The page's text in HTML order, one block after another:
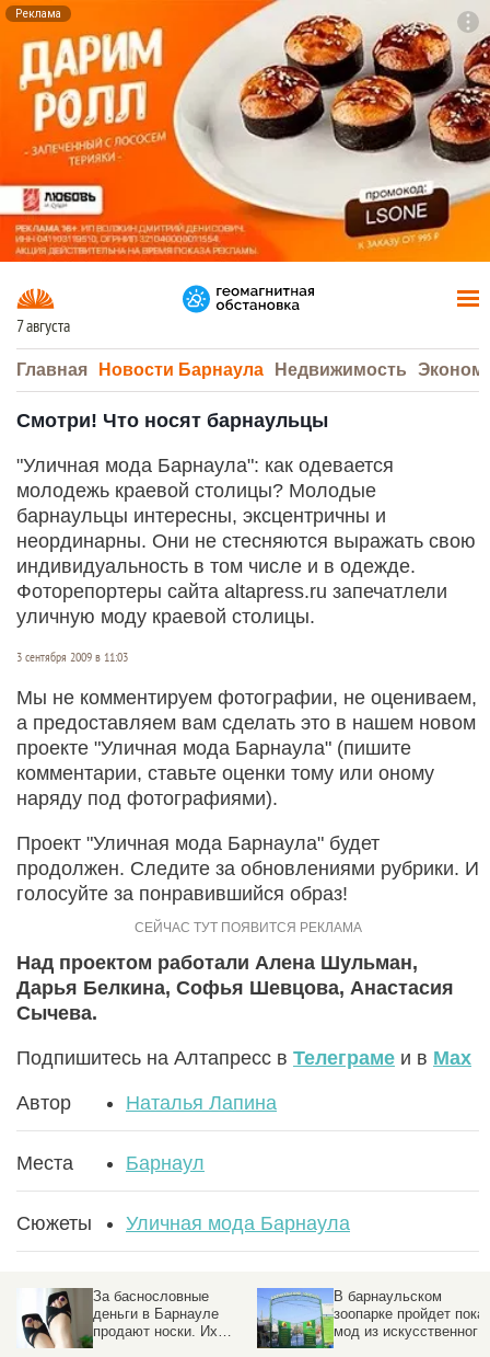
Реклама
7 августа
Главная Новости Барнаула Недвижимость
Смотри! Что носят барнаульцы
"Уличная мода Барнаула": как одевается
молодежь краевой столицы? Молодые
барнаульцы интересны, эксцентричны и
неординарны. Они не стесняются выражать свою
индивидуальность в том числе и в одежде.
Фоторепортеры сайта altapress.ru запечатлели
уличную моду краевой столицы.
3 сентября 2009 в 11:03
Мы не комментируем фотографии, не оцениваем,
а предоставляем вам сделать это в нашем новом
проекте "Уличная мода Барнаула" (пишите
комментарии, ставьте оценки тому или оному
наряду под фотографиями).
Проект "Уличная мода Барнаула" будет
продолжен. Следите за обновлениями рубрики. И
голосуйте за понравившийся образ!
Над проектом работали Алена Шульман,
Дарья Белкина, Софья Шевцова, Анастасия
Сычева.
Подпишитесь на Алтапресс в Телеграме и в Max
Автор Наталья Лапина
Места Барнаул
Сюжеты Уличная мода Барнаула
За баснословные
деньги в Барнауле
продают носки. Их
В барнаульском
зоопарке пройдет показ
мод из искусственного